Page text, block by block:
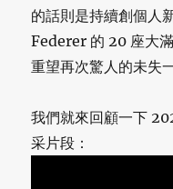
的話則是持續創個人
Federer 的 20 座大
重望再次驚人的未失
我們就來回顧一下
采片段：